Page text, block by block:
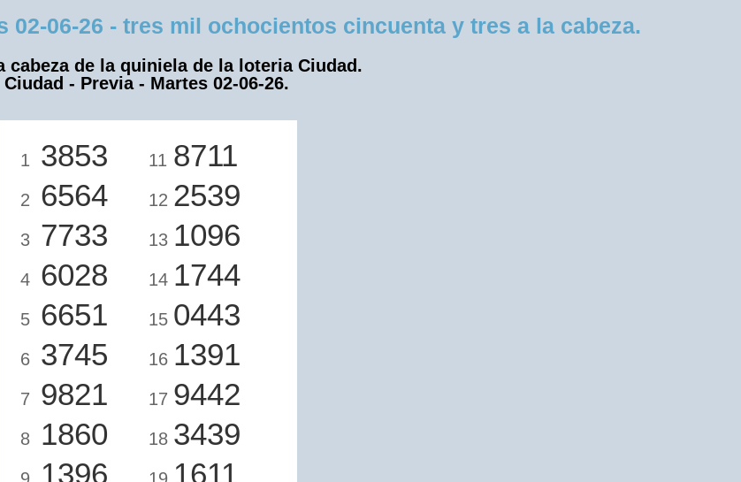
06-26 - tres mil ochocientos cincuenta y tres a la cabeza.
cabeza de la quiniela de la loteria Ciudad.
Ciudad - Previa - Martes 02-06-26.
1 3853
2 6564
3 7733
4 6028
5 6651
6 3745
7 9821
8 1860
1396
11 8711
12 2539
13 1096
14 1744
15 0443
16 1391
17 9442
18 3439
1611